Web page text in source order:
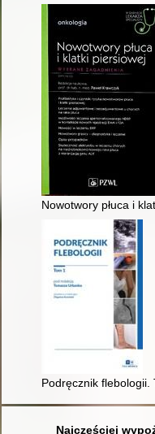
Nowotwory płuca i
Podręcznik flebologii.
Najczęściej